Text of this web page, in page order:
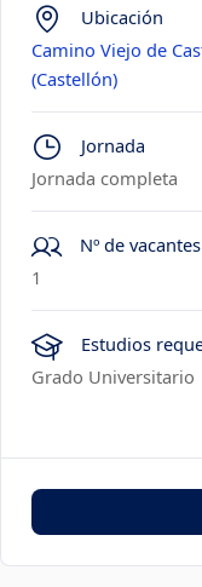
Ubicación
Camino Viejo de
(Castellón)
Jornada
Jornada completa
Nº de vacantes
1
Estudios
Grado Universitario